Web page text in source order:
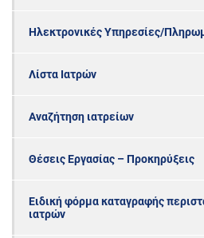
Ηλεκτρονικές Υπηρεσίες/
Λίστα Ιατρών
Αναζήτηση ιατρείων
Θέσεις Εργασίας – Προκηρύξεις
Ειδική φόρμα καταγραφής
ιατρών